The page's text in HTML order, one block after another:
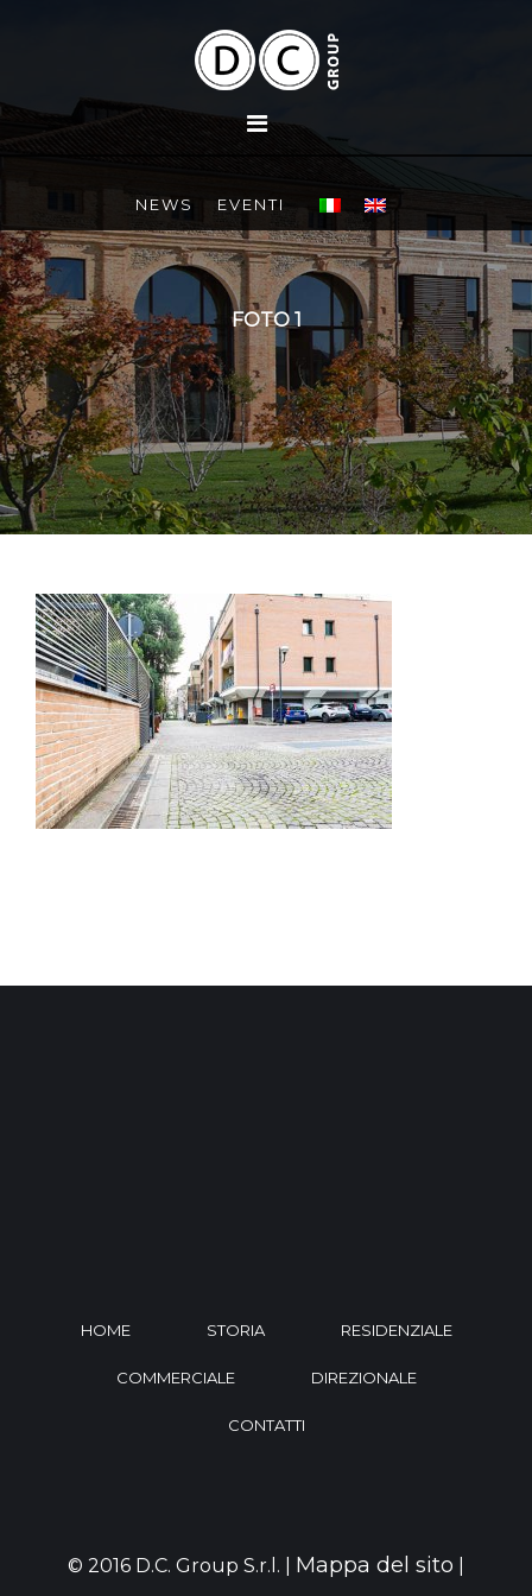
NEWS EVENTI
FOTO 1
HOME STORIA RESIDENZIALE
COMMERCIALE DIREZIONALE
CONTATTI
© 2016 D.C. Group S.r.l. | Mappa del sito